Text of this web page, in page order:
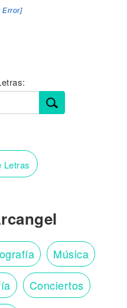
Error]
Letras
Música
Conciertos